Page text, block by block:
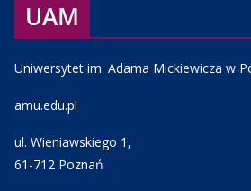
UAM
Uniwersytet im. Adama Mickiewicza w
amu.edu.pl
ul. Wieniawskiego 1,
61-712 Poznań